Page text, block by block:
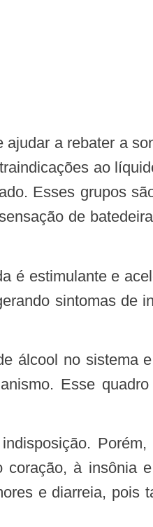
ao
Esses grupos
de
sintomas de
Esse
à insônia
e diarreia, pois